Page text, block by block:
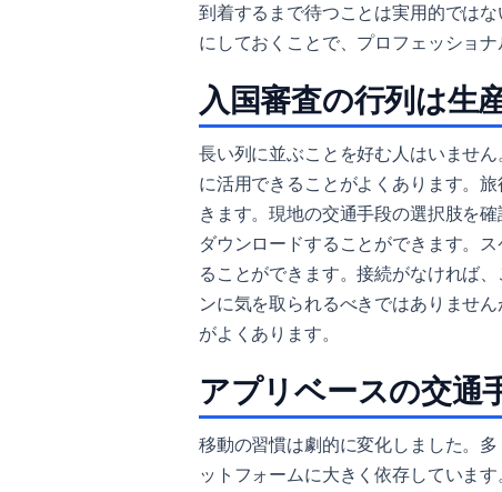
到着するまで待つことは実用的では
にしておくことで、プロフェッショ
入国審査の行列は生
長い列に並ぶことを好む人はいませ
に活用できることがよくあります。
きます。現地の交通手段の選択肢を
ダウンロードすることができます。
ることができます。接続がなければ
ンに気を取られるべきではありませ
がよくあります。
アプリベースの交通
移動の習慣は劇的に変化しました。
ットフォームに大きく依存していま